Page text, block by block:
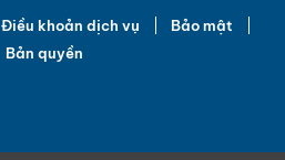
Điều khoản dịch vụ
Bảo mật
Bản quyền